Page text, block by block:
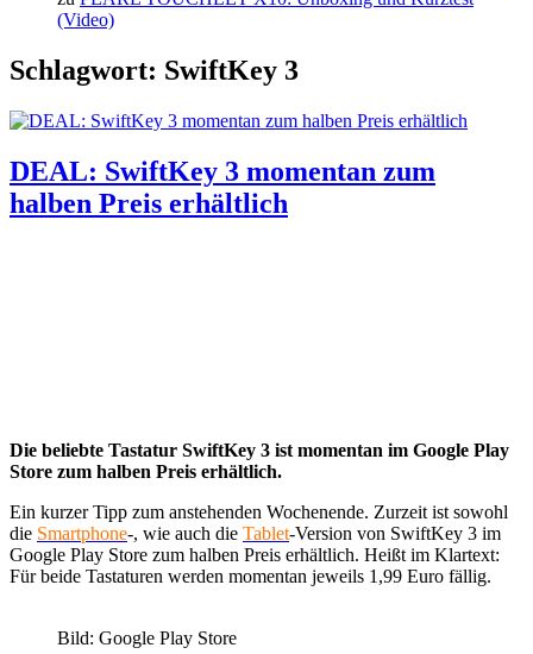
(Video)
Schlagwort: SwiftKey 3
DEAL: SwiftKey 3 momentan zum
halben Preis erhältlich
Die beliebte Tastatur SwiftKey 3 ist momentan im Google Play
Store zum halben Preis erhältlich.
Ein kurzer Tipp zum anstehenden Wochenende. Zurzeit ist sowohl
die Smartphone-, wie auch die Tablet-Version von SwiftKey 3 im
Google Play Store zum halben Preis erhältlich. Heißt im Klartext:
Für beide Tastaturen werden momentan jeweils 1,99 Euro fällig.
Bild: Google Play Store